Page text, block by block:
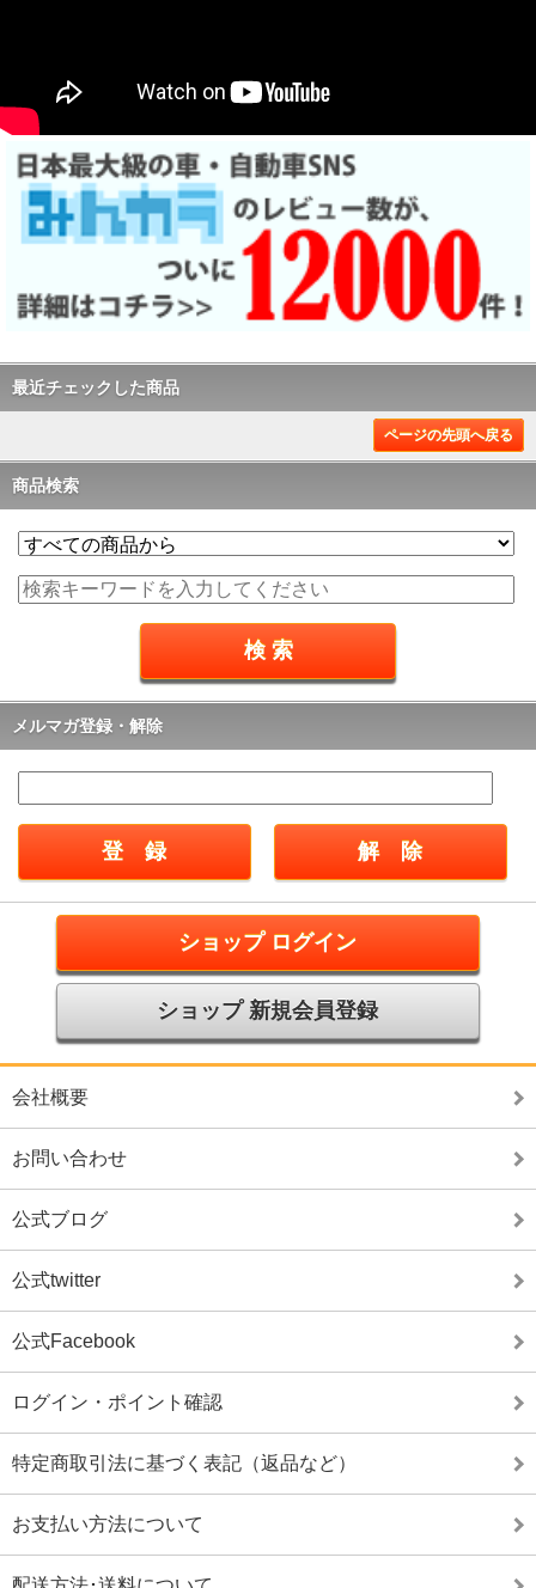
最近チェックした商品
ページの先頭へ戻る
商品検索
メルマガ登録・解除
ショップ ログイン
ショップ 新規会員登録
会社概要
お問い合わせ
公式ブログ
公式twitter
公式Facebook
ログイン・ポイント確認
特定商取引法に基づく表記（返品など）
お支払い方法について